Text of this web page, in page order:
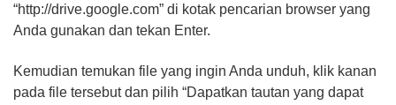
“http://drive.google.com” di kotak pencarian browser yang
Anda gunakan dan tekan Enter.
Kemudian temukan file yang ingin Anda unduh, klik kanan
pada file tersebut dan pilih “Dapatkan tautan yang dapat